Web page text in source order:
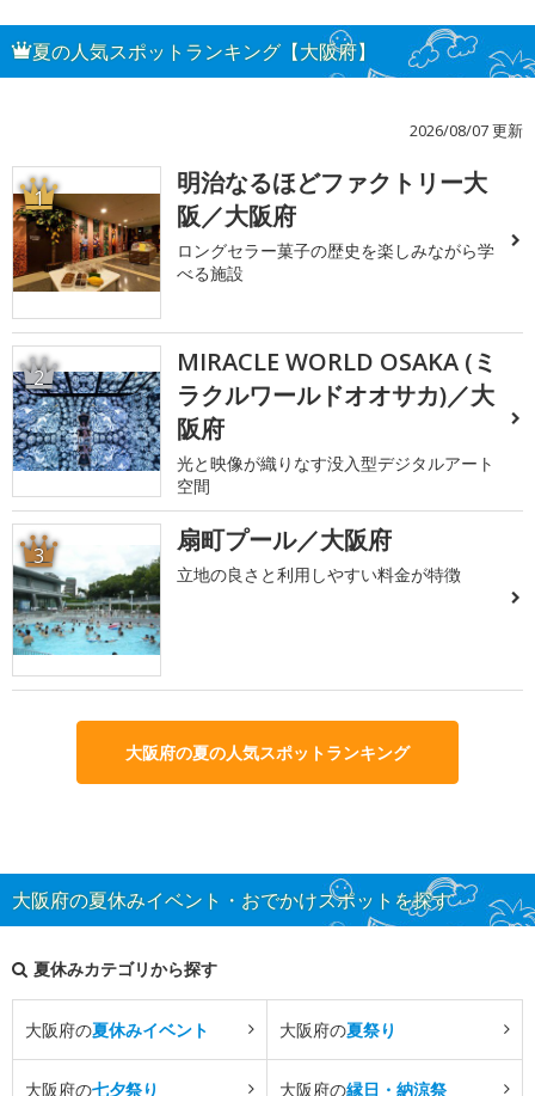
夏の人気スポットランキング【大阪府】
2026/08/07 更新
1
明治なるほどファクトリー大
阪／大阪府
ロングセラー菓子の歴史を楽しみながら学
べる施設
2
MIRACLE WORLD OSAKA (ミ
ラクルワールドオオサカ)／大
阪府
光と映像が織りなす没入型デジタルアート
空間
3 扇町プール／大阪府
立地の良さと利用しやすい料金が特徴
大阪府の夏の人気スポットランキング
大阪府の夏休みイベント・おでかけスポットを探す
夏休みカテゴリから探す
大阪府の夏休みイベント 大阪府の夏祭り
大阪府の七夕祭り 大阪府の縁日・納涼祭